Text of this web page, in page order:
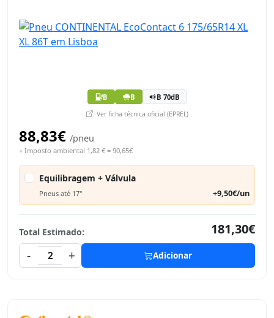
B B B 70dB
Ver ficha técnica oficial (EPREL)
88,83€ /pneu
+ Imposto ambiental 1,82 € = 90,65€
Equilibragem + Válvula
Pneus até 17" +9,50€/un
Total Estimado:
181,30€
-
2 + Adicionar